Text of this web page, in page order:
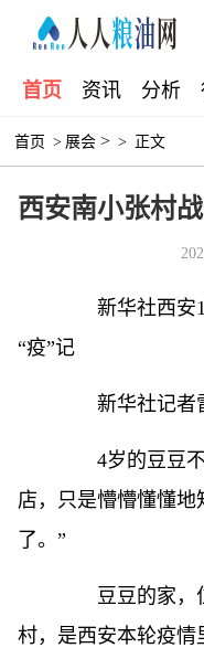
首页 资讯 分析
首页 > 展会 > > 正文
西安南小张村
新华社西安1
“疫”记
新华社记者
4岁的豆豆不
店，只是懵懵懂懂地
了。”
豆豆的家，位
村，是西安本轮疫情